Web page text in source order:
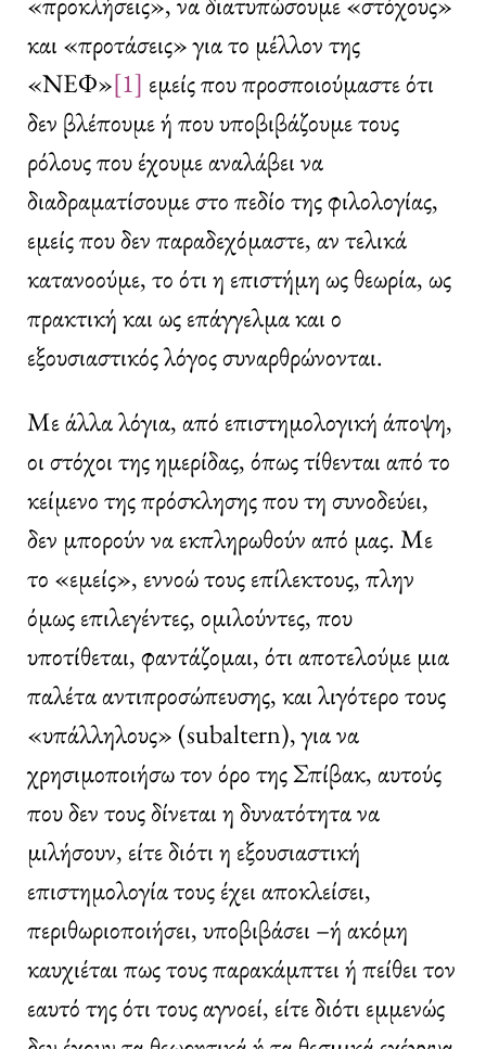
και «προτάσεις» για το μέλλον της
«ΝΕΦ»[1] εμείς που προσποιούμαστε ότι
δεν βλέπουμε ή που υποβιβάζουμε τους
ρόλους που έχουμε αναλάβει να
διαδραματίσουμε στο πεδίο της φιλολογίας,
εμείς που δεν παραδεχόμαστε, αν τελικά
κατανοούμε, το ότι η επιστήμη ως θεωρία, ως
πρακτική και ως επάγγελμα και ο
εξουσιαστικός λόγος συναρθρώνονται.
Με άλλα λόγια, από επιστημολογική άποψη,
οι στόχοι της ημερίδας, όπως τίθενται από το
κείμενο της πρόσκλησης που τη συνοδεύει,
δεν μπορούν να εκπληρωθούν από μας. Με
το «εμείς», εννοώ τους επίλεκτους, πλην
όμως επιλεγέντες, ομιλούντες, που
υποτίθεται, φαντάζομαι, ότι αποτελούμε μια
παλέτα αντιπροσώπευσης, και λιγότερο τους
«υπάλληλους» (subaltern), για να
χρησιμοποιήσω τον όρο της Σπίβακ, αυτούς
που δεν τους δίνεται η δυνατότητα να
μιλήσουν, είτε διότι η εξουσιαστική
επιστημολογία τους έχει αποκλείσει,
περιθωριοποιήσει, υποβιβάσει –ή ακόμη
καυχιέται πως τους παρακάμπτει ή πείθει τον
εαυτό της ότι τους αγνοεί, είτε διότι εμμενώς